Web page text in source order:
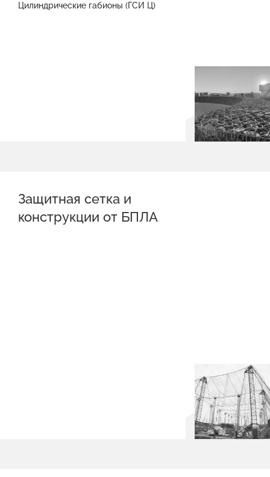
Цилиндрические габионы (ГСИ Ц)
Защитная сетка и
конструкции от БПЛА